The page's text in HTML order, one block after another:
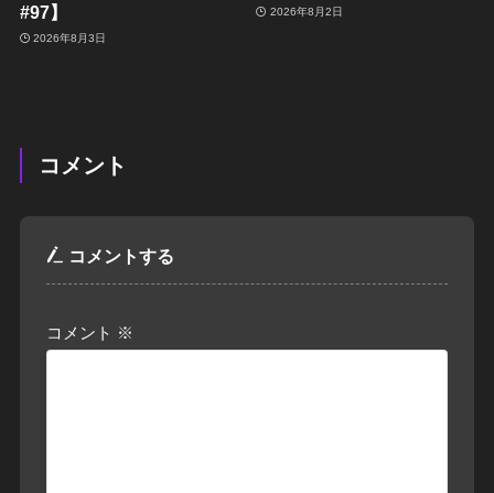
#97】
2026年8月3日
2026年8月2日
コメント
コメントする
コメント ※